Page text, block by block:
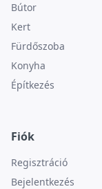
Bútor
Kert
Fürdőszoba
Konyha
Építkezés
Fiók
Regisztráció
Bejelentkezés